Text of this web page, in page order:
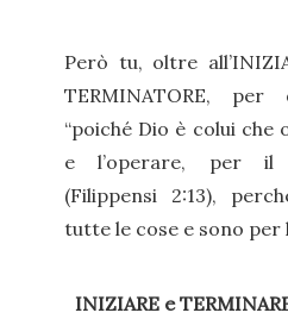
Però tu, oltre
TERMINATORE,
“poiché Dio è colui che
e l’operare, per il
(Filippensi 2:13),
tutte le cose e sono per
INIZIARE e